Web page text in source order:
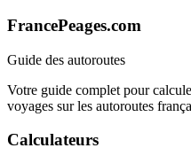
FrancePeages.com
Guide des autoroutes
Votre guide complet pour
voyages sur les autoroutes
Calculateurs